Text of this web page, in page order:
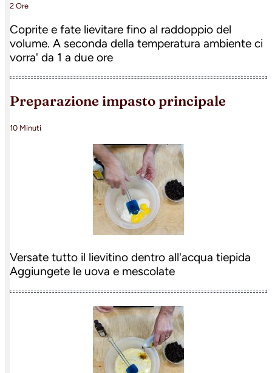
2 Ore
Coprite e fate lievitare fino al raddoppio del
volume. A seconda della temperatura ambiente ci
vorra' da 1 a due ore
preparazione impasto principale
10 Minuti
Versate tutto il lievitino dentro all'acqua tiepida
Aggiungete le uova e mescolate